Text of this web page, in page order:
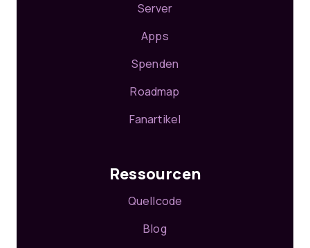
Server
Apps
Spenden
Roadmap
Fanartikel
Ressourcen
Quellcode
Blog